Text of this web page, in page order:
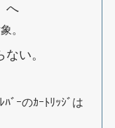
へ
。
い。
ﾞｰのｶｰﾄﾘｯｼﾞは